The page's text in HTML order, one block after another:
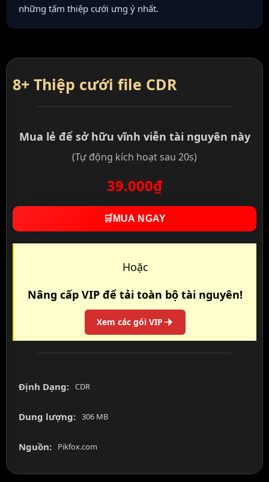
những tấm thiệp cưới ưng ý nhất.
8+ Thiệp cưới file CDR
Mua lẻ để sở hữu vĩnh viễn tài nguyên này
(Tự động kích hoạt sau 20s)
39.000₫
🛒 MUA NGAY
Hoặc
Nâng cấp VIP để tải toàn bộ tài nguyên!
Xem các gói VIP
Định Dạng: CDR
Dung lượng: 306 MB
Nguồn: Pikfox.com